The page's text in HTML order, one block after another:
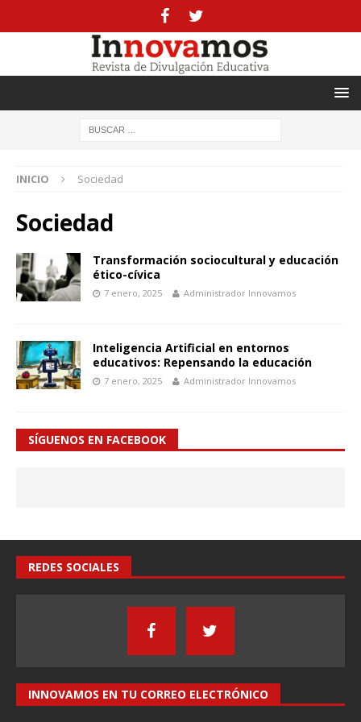
INICIO Sociedad
Sociedad
Transformación sociocultural y educación
ético-cívica
7 enero, 2025 Administrador Innovamos
Inteligencia Artificial en entornos
educativos: Repensando la educación
7 enero, 2025 Administrador Innovamos
SÍGUENOS EN FACEBOOK
REDES SOCIALES
INNOVAMOS EN TU CORREO ELECTRÓNICO